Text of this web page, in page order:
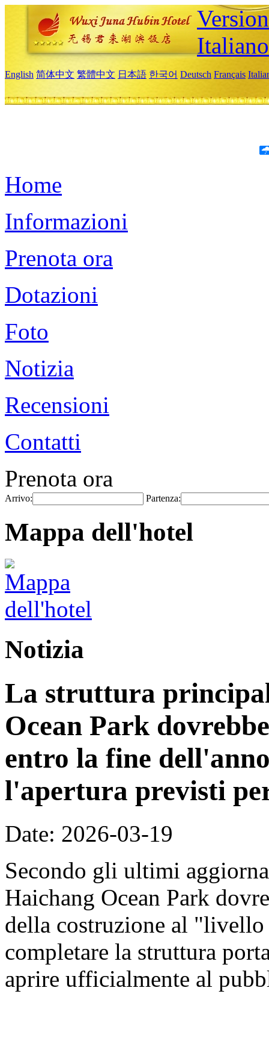
Italiano
English 简体中文 繁體中文 日本語 한국어 Deutsch Français
Home
Informazioni
Prenota ora
Dotazioni
Foto
Notizia
Recensioni
Contatti
Prenota ora
Arrivo: Partenza:
Mappa dell'hotel
Notizia
La struttura
Ocean Park
entro la fine
l'apertura previsti
Date: 2026-03-19
Secondo gli ultimi
Haichang Ocean Park
della costruzione al "livello
completare la struttura
aprire ufficialmente al